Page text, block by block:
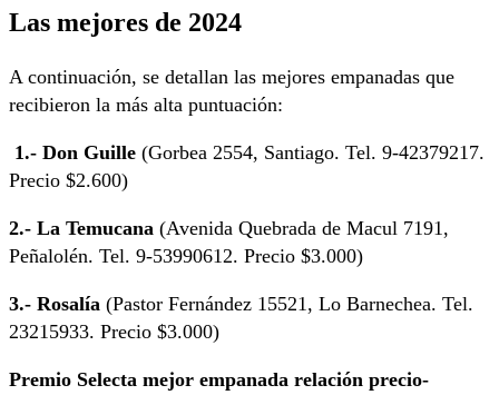
Las mejores de 2024
A continuación, se detallan las mejores empanadas que
recibieron la más alta puntuación:
1.- Don Guille (Gorbea 2554, Santiago. Tel. 9-42379217.
Precio $2.600)
2.- La Temucana (Avenida Quebrada de Macul 7191,
Peñalolén. Tel. 9-53990612. Precio $3.000)
3.- Rosalía (Pastor Fernández 15521, Lo Barnechea. Tel.
23215933. Precio $3.000)
Premio Selecta mejor empanada relación precio-